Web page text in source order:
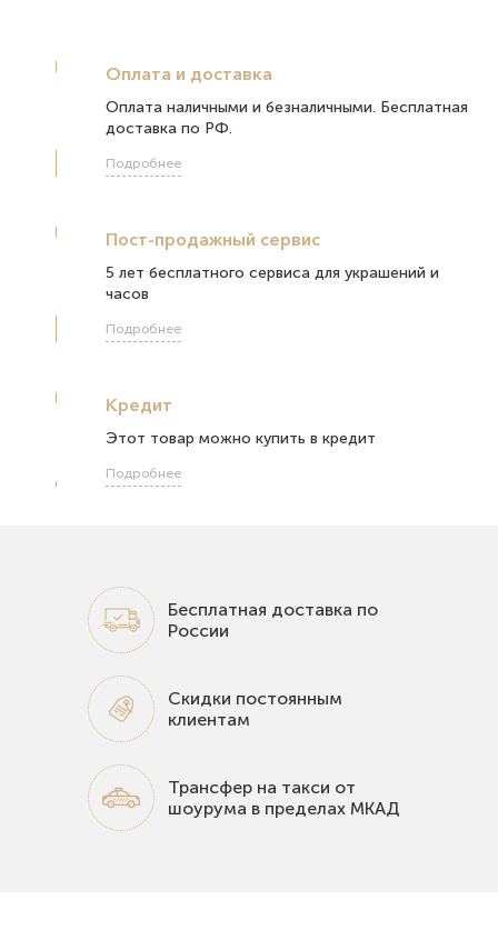
Оплата и доставка
Оплата наличными и безналичными. Бесплатная
доставка по РФ.
Подробнее
Пост-продажный сервис
5 лет бесплатного сервиса для украшений и
часов
Подробнее
Кредит
Этот товар можно купить в кредит
Подробнее
Бесплатная доставка по
России
Скидки постоянным
клиентам
Трансфер на такси от
шоурума в пределах МКАД